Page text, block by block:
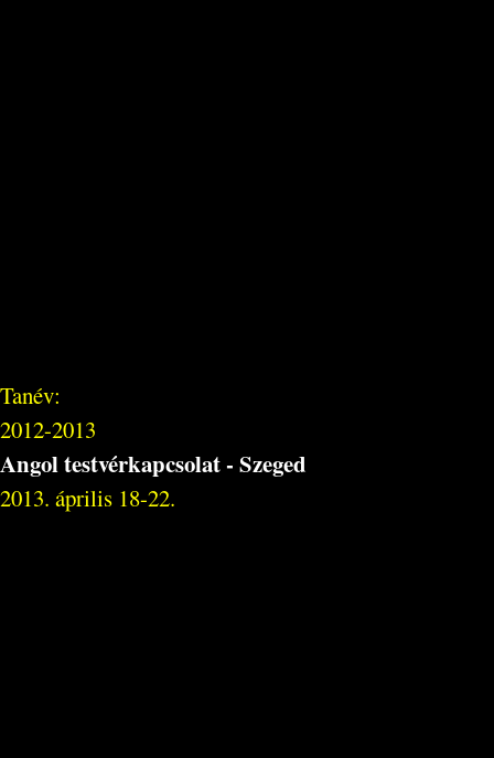
Tanév:
2012-2013
Angol testvérkapcsolat - Szeged
2013. április 18-22.